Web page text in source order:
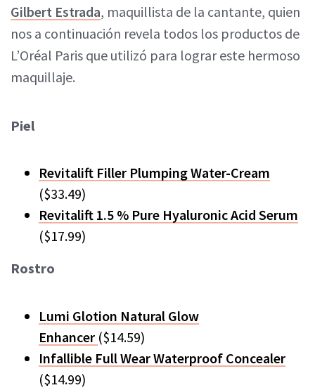
Gilbert Estrada, maquillista de la cantante, quien
nos a continuación revela todos los productos de
L’Oréal Paris que utilizó para lograr este hermoso
maquillaje.
Piel
Revitalift Filler Plumping Water-Cream
($33.49)
Revitalift 1.5 % Pure Hyaluronic Acid Serum
($17.99)
Rostro
Lumi Glotion Natural Glow
Enhancer ($14.59)
Infallible Full Wear Waterproof Concealer
($14.99)